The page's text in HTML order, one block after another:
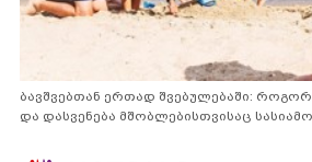
ბავშვებთან ერთად შვებულებაში:
და დასვენება მშობლებისთვისაც